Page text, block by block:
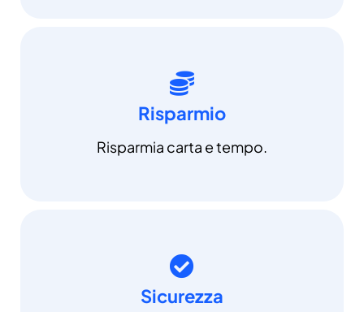
Risparmio
Risparmia carta e tempo.
Sicurezza